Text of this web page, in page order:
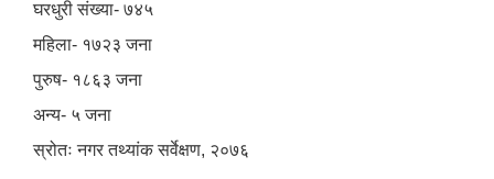
घरधुरी संख्या- ७४५
महिला- १७२३ जना
पुरुष- १८६३ जना
अन्य- ५ जना
स्रोतः नगर तथ्यांक सर्वेक्षण, २०७६